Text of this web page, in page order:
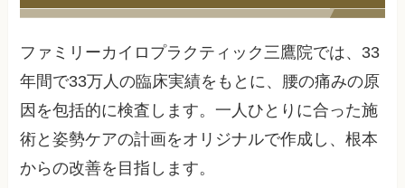
ファミリーカイロプラクティック三鷹院では、33
年間で33万人の臨床実績をもとに、腰の痛みの原
因を包括的に検査します。一人ひとりに合った施
術と姿勢ケアの計画をオリジナルで作成し、根本
からの改善を目指します。